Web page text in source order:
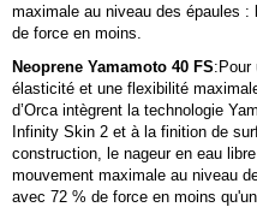
maximale au niveau des épaules :
de force en moins.
Neoprene Yamamoto 40 FS:Pour
élasticité et une flexibilité
d’Orca intègrent la technologie
Infinity Skin 2 et à la finition de
construction, le nageur en eau
mouvement maximale au niveau
avec 72 % de force en moins